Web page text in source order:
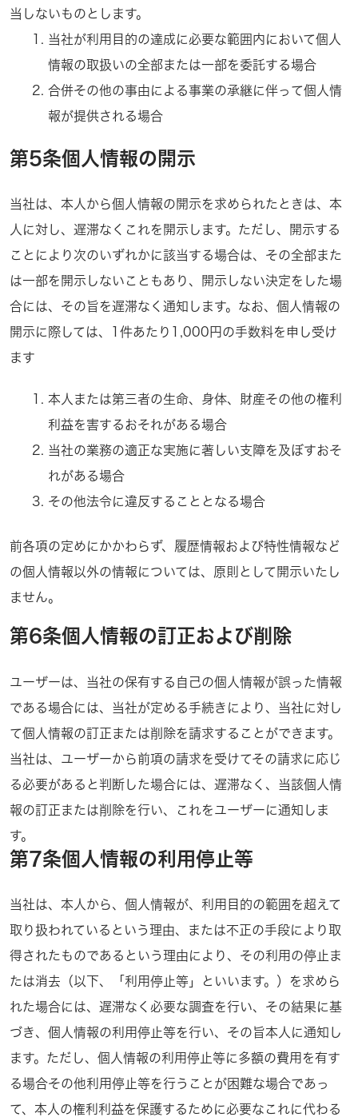
当しないものとします。
当社が利用目的の達成に必要な範囲内において個人
情報の取扱いの全部または一部を委託する場合
合併その他の事由による事業の承継に伴って個人情
報が提供される場合
第5条個人情報の開示
当社は、本人から個人情報の開示を求められたときは、本
人に対し、遅滞なくこれを開示します。ただし、開示する
ことにより次のいずれかに該当する場合は、その全部また
は一部を開示しないこともあり、開示しない決定をした場
合には、その旨を遅滞なく通知します。なお、個人情報の
開示に際しては、1件あたり1,000円の手数料を申し受け
ます
本人または第三者の生命、身体、財産その他の権利
利益を害するおそれがある場合
当社の業務の適正な実施に著しい支障を及ぼすおそ
れがある場合
その他法令に違反することとなる場合
前各項の定めにかかわらず、履歴情報および特性情報など
の個人情報以外の情報については、原則として開示いたし
ません。
第6条個人情報の訂正および削除
ユーザーは、当社の保有する自己の個人情報が誤った情報
である場合には、当社が定める手続きにより、当社に対し
て個人情報の訂正または削除を請求することができます。
当社は、ユーザーから前項の請求を受けてその請求に応じ
る必要があると判断した場合には、遅滞なく、当該個人情
報の訂正または削除を行い、これをユーザーに通知しま
す。
第7条個人情報の利用停止等
当社は、本人から、個人情報が、利用目的の範囲を超えて
取り扱われているという理由、または不正の手段により取
得されたものであるという理由により、その利用の停止ま
たは消去（以下、「利用停止等」といいます。）を求めら
れた場合には、遅滞なく必要な調査を行い、その結果に基
づき、個人情報の利用停止等を行い、その旨本人に通知し
ます。ただし、個人情報の利用停止等に多額の費用を有す
る場合その他利用停止等を行うことが困難な場合であっ
て、本人の権利利益を保護するために必要なこれに代わる